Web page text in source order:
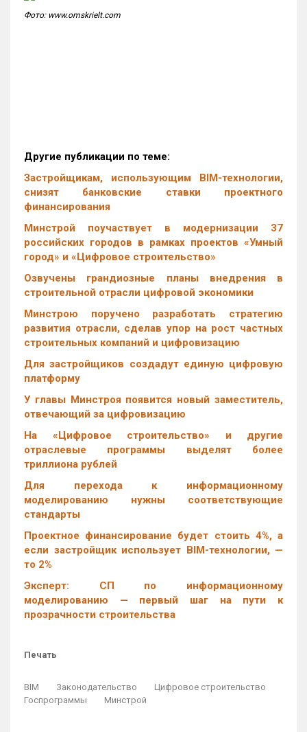
Фото: www.omskrielt.com
Другие публикации по теме:
Застройщикам, использующим BIM-технологии,
снизят банковские ставки проектного
финансирования
Минстрой поучаствует в модернизации 37
российских городов в рамках проектов «Умный
город» и «Цифровое строительство»
Озвучены грандиозные планы внедрения в
строительной отрасли цифровой экономики
Минстрою поручено разработать стратегию
развития отрасли, сделав упор на рост частных
строительных компаний и цифровизацию
Для застройщиков создадут единую цифровую
платформу
У главы Минстроя появится новый заместитель,
отвечающий за цифровизацию
На «Цифровое строительство» и другие
отраслевые программы выделят более
триллиона рублей
Для перехода к информационному
моделированию нужны соответствующие
стандарты
Проектное финансирование будет стоить 4%, а
если застройщик использует BIM-технологии, —
то 2%
Эксперт: СП по информационному
моделированию — первый шаг на пути к
прозрачности строительства
Печать
BIM Законодательство
Цифровое строительство
Госпрограммы
Минстрой